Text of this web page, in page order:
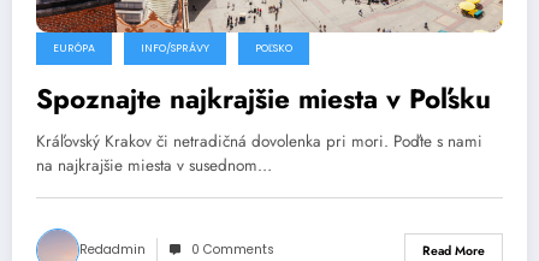
EURÓPA INFO/SPRÁVY POĽSKO
Spoznajte najkrajšie miesta v Poľsku
Kráľovský Krakov či netradičná dovolenka pri mori. Poďte s nami
na najkrajšie miesta v susednom…
Redadmin 0 Comments Read More